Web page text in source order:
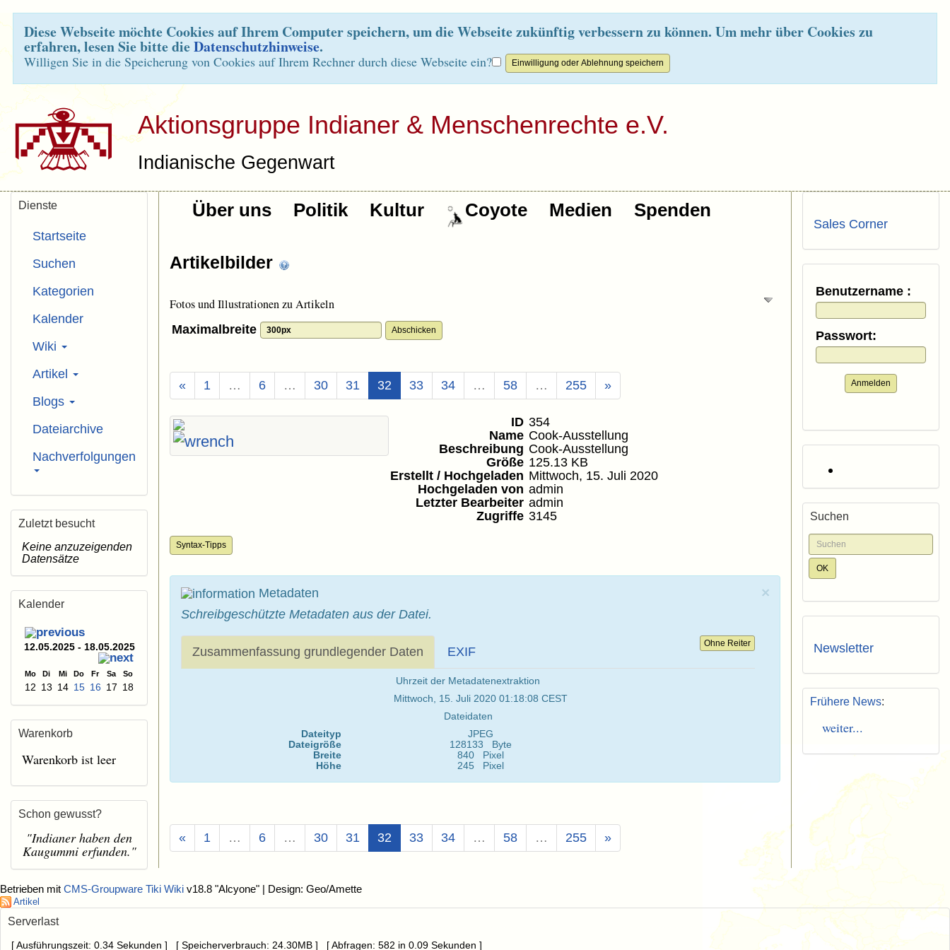
Diese Webseite möchte Cookies auf Ihrem Computer speichern, um die Webseite zukünftig verbessern zu können. Um mehr über Cookies zu
erfahren, lesen Sie bitte dieDatenschutzhinweise.
Willigen Sie in die Speicherung von Cookies auf Ihrem Rechner durch diese Webseite ein?
Aktionsgruppe Indianer & Menschenrechte e.V.
Indianische Gegenwart
Über uns Politik Kultur Coyote Medien Spenden
Artikelbilder
Fotos und Illustrationen zu Artikeln
Maximalbreite
« 1 … 6 … 30 31 32 (Aktuell)
33 34 … 58 … 255 »
ID 354
Name Cook-Ausstellung
Beschreibung Cook-Ausstellung
Größe 125.13 KB
Erstellt / Hochgeladen Mittwoch, 15. Juli 2020
Hochgeladen von admin
Letzter Bearbeiter admin
Zugriffe 3145
Syntax-Tipps
×
Metadaten
Schreibgeschützte Metadaten aus der Datei.
Ohne Reiter
Zusammenfassung grundlegender Daten EXIF
Uhrzeit der Metadatenextraktion
Mittwoch, 15. Juli 2020 01:18:08 CEST
Dateidaten
Dateityp
JPEG
Dateigröße
128133 Byte
Breite
840 Pixel
Höhe
245 Pixel
« 1 … 6 … 30 31 32 (Aktuell)
33 34 … 58 … 255 »
Dienste
Startseite
Suchen
Kategorien
Kalender
Wiki
Artikel
Blogs
Dateiarchive
Nachverfolgungen
Zuletzt besucht
Keine anzuzeigenden
Datensätze
Kalender
12.05.2025 - 18.05.2025
Mo Di Mi Do Fr Sa So
12 13 14 15 16 17 18
Warenkorb
Warenkorb ist leer
Schon gewusst?
"Indianer haben den
Kaugummi erfunden."
Sales Corner
Benutzername :
Passwort:
Anmelden
Suchen
Newsletter
Frühere News:
weiter...
Betrieben mit CMS-Groupware Tiki Wiki v18.8 "Alcyone" | Design: Geo/Amette
Artikel
Serverlast
[ Ausführungszeit: 0.34 Sekunden ] [ Speicherverbrauch: 24.30MB ] [ Abfragen: 582 in 0.09 Sekunden ]